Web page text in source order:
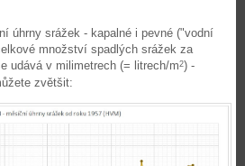
úhrny srážek - kapalné i pevné ("vodní
množství spadlých srážek za
udává v milimetrech (= litrech/m2) -
zvětšit: